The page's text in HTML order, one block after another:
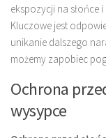
ekspozycji na słońce
Kluczowe jest
unikanie dalszego
możemy zapobiec
Ochrona
wysypce